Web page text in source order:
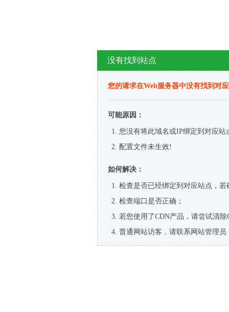
没有找到站点
您的请求在Web服务器中没有找到对
可能原因：
您没有将此域名或IP绑定到对应站
配置文件未生效!
如何解决：
检查是否已经绑定到对应站点，
检查端口是否正确；
若您使用了CDN产品，请尝试清除
普通网站访客，请联系网站管理员